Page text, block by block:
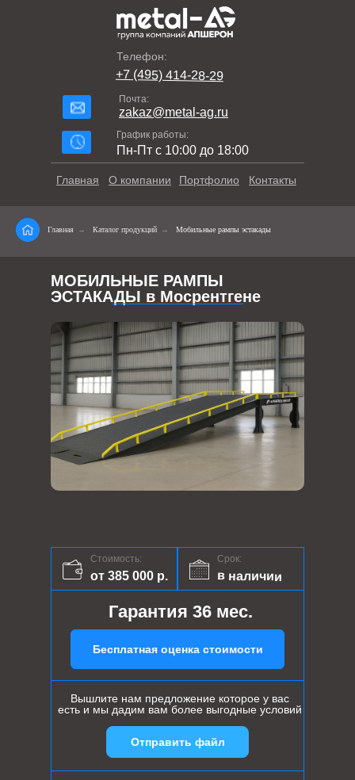
Телефон:
+7 (495) 414-28-29
Почта:
zakaz@metal-ag.ru
График работы:
Пн-Пт с 10:00 до 18:00
Контакты
Портфолио
О компании
Главная
Главная → Каталог продукций → Мобильные рампы эстакады
МОБИЛЬНЫЕ РАМПЫ
ЭСТАКАДЫ в Мосрентгене
Срок:
в наличии
Стоимость:
от 385 000 р.
Гарантия 36 мес.
Бесплатная оценка стоимости
Вышлите нам предложение которое у вас
есть и мы дадим вам более выгодные условий
Отправить файл